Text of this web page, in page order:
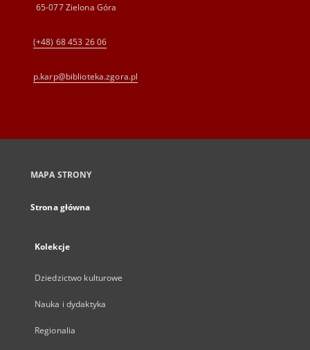
65-077 Zielona Góra
(+48) 68 453 26 06
p.karp@biblioteka.zgora.pl
MAPA STRONY
Strona główna
Kolekcje
Dziedzictwo kulturowe
Nauka i dydaktyka
Regionalia